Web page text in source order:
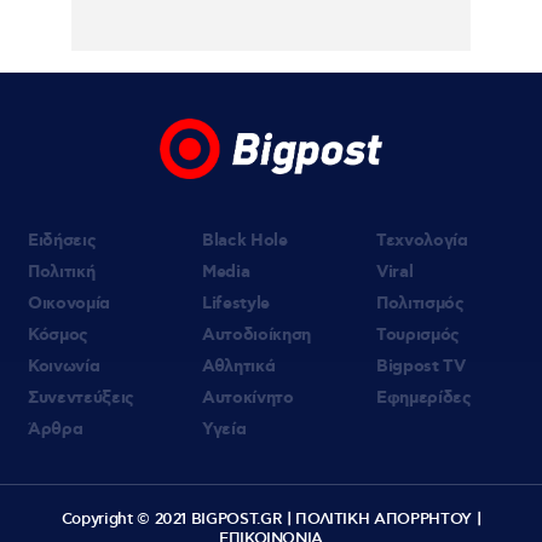
Ειδήσεις
Πολιτική
Οικονομία
Κόσμος
Κοινωνία
Συνεντεύξεις
Άρθρα
Black Hole
Media
Lifestyle
Αυτοδιοίκηση
Αθλητικά
Αυτοκίνητο
Υγεία
Τεχνολογία
Viral
Πολιτισμός
Τουρισμός
Bigpost TV
Εφημερίδες
Copyright © 2021 BIGPOST.GR | ΠΟΛΙΤΙΚΗ ΑΠΟΡΡΗΤΟΥ|
ΕΠΙΚΟΙΝΩΝΙΑ